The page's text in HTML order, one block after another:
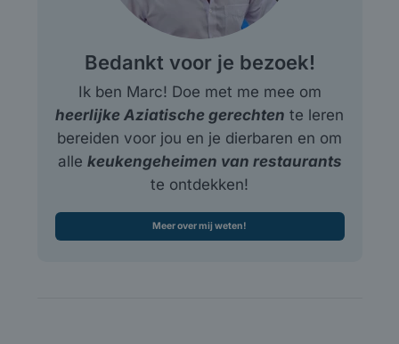
Bedankt voor je bezoek!
Ik ben Marc! Doe met me mee om
heerlijke Aziatische gerechten te leren
bereiden voor jou en je dierbaren en om
alle keukengeheimen van restaurants
te ontdekken!
Meer over mij weten!